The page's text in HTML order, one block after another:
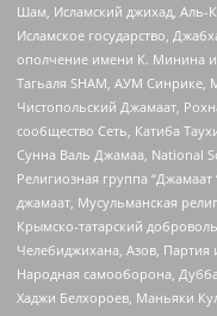
Шам, Исламский джихад, Аль-
Исламское государство,
ополчение имени К. Минина и
Тагьаля SHAM, АУМ Синрике,
Чистопольский Джамаат,
сообщество Сеть, Катиба
Сунна Валь Джамаа, National
Религиозная группа
джамаат, Мусульманская
Крымско-татарский
Челебиджихана, Азов, Партия
Народная самооборона,
Хаджи Белхороев, Маньяки